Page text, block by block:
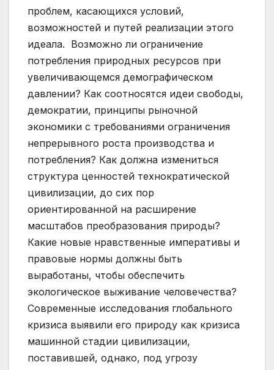
проблем, касающихся условий,
возможностей и путей реализации этого
идеала. Возможно ли ограничение
потребления природных ресурсов при
увеличивающемся демографическом
давлении? Как соотносятся идеи свободы,
демократии, принципы рыночной
экономики с требованиями ограничения
непрерывного роста производства и
потребления? Как должна измениться
структура ценностей технократической
цивилизации, до сих пор
ориентированной на расширение
масштабов преобразования природы?
Какие новые нравственные императивы и
правовые нормы должны быть
выработаны, чтобы обеспечить
экологическое выживание человечества?
Современные исследования глобального
кризиса выявили его природу как кризиса
машинной стадии цивилизации,
поставившей, однако, под угрозу